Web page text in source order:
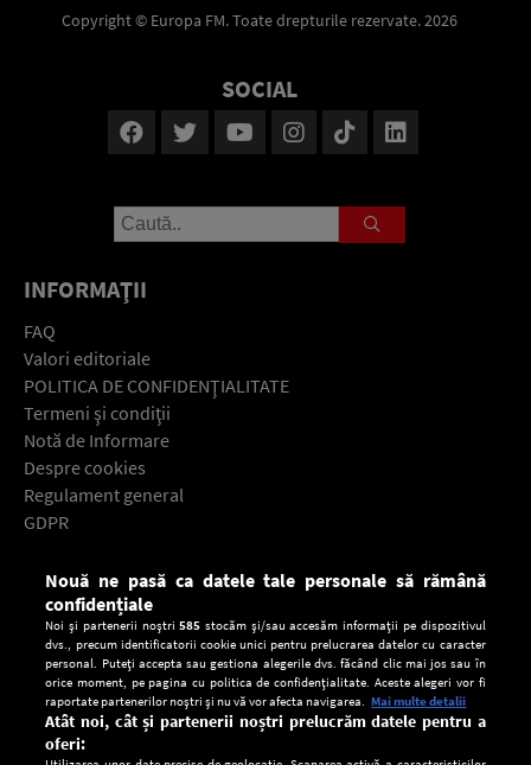
Copyright © Europa FM. Toate drepturile rezervate. 2026
SOCIAL
INFORMAŢII
FAQ
Valori editoriale
POLITICA DE CONFIDENŢIALITATE
Termeni şi condiţii
Notă de Informare
Despre cookies
Regulament general
GDPR
Descarcă gratuit aplicaţia Europa FM pentru smartphone:
Nouă ne pasă ca datele tale personale să rămână
confidențiale
Noi și partenerii noștri585 stocăm și/sau accesăm informații pe dispozitivul
dvs., precum identificatorii cookie unici pentru prelucrarea datelor cu caracter
personal. Puteți accepta sau gestiona alegerile dvs. făcând clic mai jos sau în
orice moment, pe pagina cu politica de confidențialitate. Aceste alegeri vor fi
raportate partenerilor noștri și nu vă vor afecta navigarea. Mai multe detalii
Atât noi, cât și partenerii noștri prelucrăm datele pentru a
oferi: